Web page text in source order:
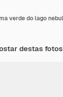
destas fotos